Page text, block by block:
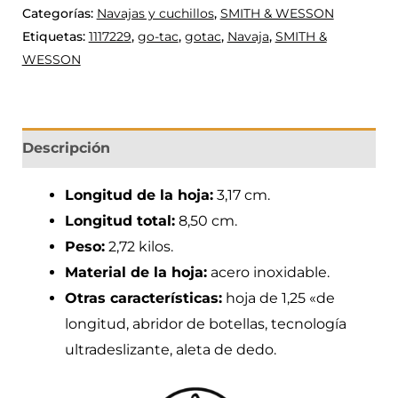
Categorías: Navajas y cuchillos, SMITH & WESSON
Etiquetas: 1117229, go-tac, gotac, Navaja, SMITH &
WESSON
Descripción
Longitud de la hoja:3,17 cm.
Longitud total:8,50 cm.
Peso:2,72 kilos.
Material de la hoja:acero inoxidable.
Otras características:hoja de 1,25 «de
longitud, abridor de botellas, tecnología
ultradeslizante, aleta de dedo.